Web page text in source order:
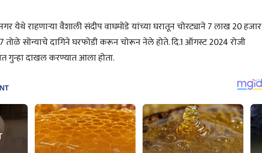
येथे राहणाऱ्या वैशाली संदीप वाघमोडे यांच्या घरातून चोरट्याने 7 लाख 20 हजार
सोन्याचे दागिने घरफोडी करून चोरून नेले होते. दि.1 ऑगस्ट 2024 रोजी
गुन्हा दाखल करण्यात आला होता.